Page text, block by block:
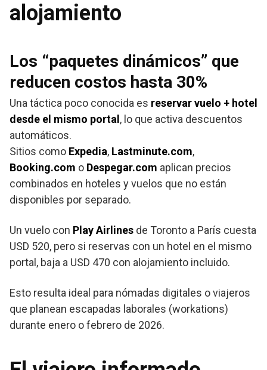
alojamiento
Los “paquetes dinámicos” que
reducen costos hasta 30%
Una táctica poco conocida es reservar vuelo + hotel
desde el mismo portal , lo que activa descuentos
automáticos.
Sitios como Expedia, Lastminute.com,
Booking.com o Despegar.com aplican precios
combinados en hoteles y vuelos que no están
disponibles por separado.
Un vuelo con Play Airlines de Toronto a París cuesta
USD 520, pero si reservas con un hotel en el mismo
portal, baja a USD 470 con alojamiento incluido.
Esto resulta ideal para nómadas digitales o viajeros
que planean escapadas laborales (workations)
durante enero o febrero de 2026.